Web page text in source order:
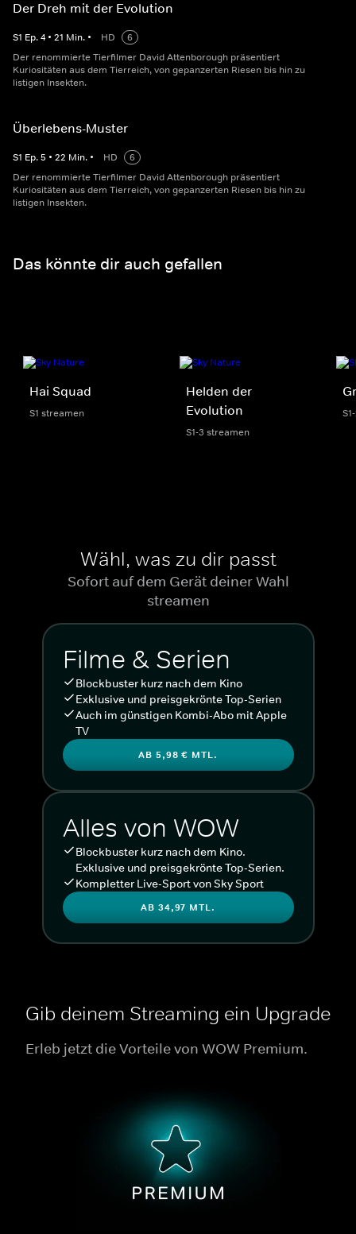
Der Dreh mit der Evolution
S1 Ep.4 • 21 Min. • HD
6
Der renommierte Tierfilmer David Attenborough präsentiert
Kuriositäten aus dem Tierreich, von gepanzerten Riesen bis hin zu
listigen Insekten.
Überlebens-Muster
S1 Ep.5 • 22 Min. • HD
6
Der renommierte Tierfilmer David Attenborough präsentiert
Kuriositäten aus dem Tierreich, von gepanzerten Riesen bis hin zu
listigen Insekten.
Das könnte dir auch gefallen
Hai Squad
S1 streamen
Helden der
Evolution
S1-3 streamen
Wähl, was zu dir passt
Sofort auf dem Gerät deiner Wahl
streamen
Filme & Serien
Blockbuster kurz nach dem Kino
Exklusive und preisgekrönte Top-Serien
Auch im günstigen Kombi-Abo mit Apple
TV
AB 5,98 € MTL.
Alles von WOW
Blockbuster kurz nach dem Kino.
Exklusive und preisgekrönte Top-Serien.
Kompletter Live-Sport von Sky Sport
AB 34,97 MTL.
Gib deinem Streaming ein Upgrade
Erleb jetzt die Vorteile von WOW Premium.